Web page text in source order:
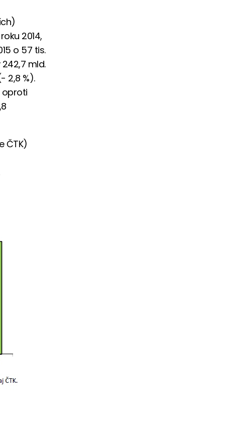
2014,
o 57 tis.
mld.
2,8 %).
oproti
ČTK)